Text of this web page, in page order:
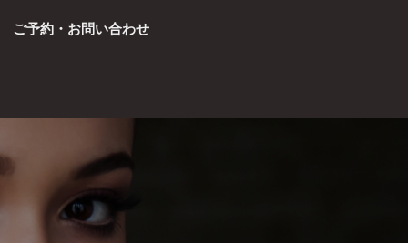
ご予約・お問い合わせ